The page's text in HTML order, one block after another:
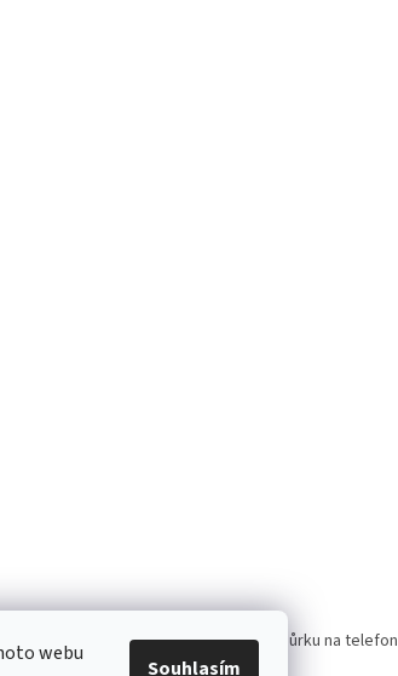
webu
Souhlasím
s krytem na šnůrce Jak nasadit šnůrku na telefon